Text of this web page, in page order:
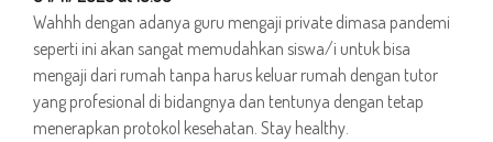
Wahhh dengan adanya guru mengaji private dimasa pandemi
seperti ini akan sangat memudahkan siswa/i untuk bisa
mengaji dari rumah tanpa harus keluar rumah dengan tutor
yang profesional di bidangnya dan tentunya dengan tetap
menerapkan protokol kesehatan. Stay healthy.